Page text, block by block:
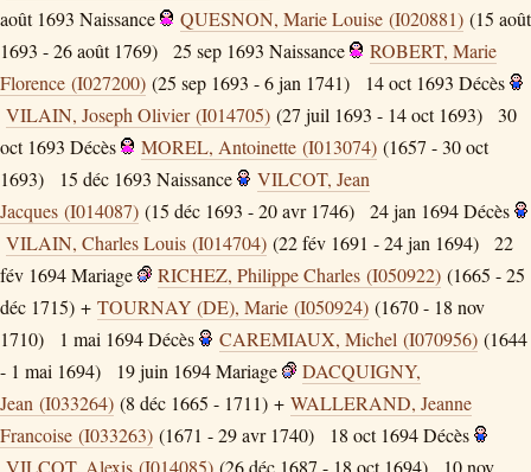
août 1693 Naissance QUESNON, Marie Louise (I020881) (15 août
1693 - 26 août 1769)
25 sep 1693 Naissance
ROBERT, Marie
Florence (I027200) (25 sep 1693 - 6 jan 1741) 14 oct 1693 Décès
VILAIN, Joseph Olivier (I014705) (27 juil 1693 - 14 oct 1693)
30
oct 1693 Décès MOREL, Antoinette (I013074) (1657 - 30 oct
1693)
15 déc 1693 Naissance
VILCOT, Jean
Jacques (I014087) (15 déc 1693 - 20 avr 1746) 24 jan 1694Décès
VILAIN, Charles Louis (I014704) (22 fév 1691 - 24 jan 1694)
22
fév 1694Mariage RICHEZ, Philippe Charles (I050922) (1665 - 25
déc 1715) + TOURNAY (DE), Marie (I050924) (1670 - 18 nov
1710)
1 mai 1694Décès CAREMIAUX, Michel (I070956) (1644
- 1 mai 1694)
19 juin 1694Mariage
DACQUIGNY,
Jean (I033264) (8 déc 1665 - 1711) + WALLERAND, Jeanne
Francoise (I033263) (1671 - 29 avr 1740) 18 oct 1694Décès
VILCOT, Alexis (I014085) (26 déc 1687 - 18 oct 1694)
10 nov